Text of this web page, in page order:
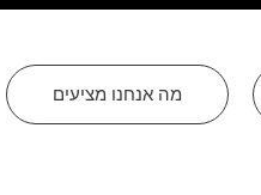
מה אנחנו מציעים